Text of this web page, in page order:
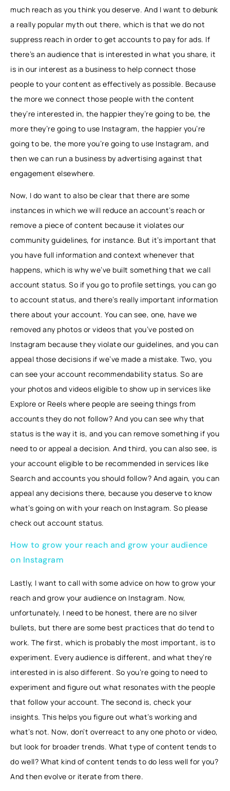
much reach as you think you deserve. And I want to debunk
a really popular myth out there, which is that we do not
suppress reach in order to get accounts to pay for ads. If
there’s an audience that is interested in what you share, it
is in our interest as a business to help connect those
people to your content as effectively as possible. Because
the more we connect those people with the content
they’re interested in, the happier they’re going to be, the
more they’re going to use Instagram, the happier you’re
going to be, the more you’re going to use Instagram, and
then we can run a business by advertising against that
engagement elsewhere.
Now, I do want to also be clear that there are some
instances in which we will reduce an account’s reach or
remove a piece of content because it violates our
community guidelines, for instance. But it’s important that
you have full information and context whenever that
happens, which is why we’ve built something that we call
account status. So if you go to profile settings, you can go
to account status, and there’s really important information
there about your account. You can see, one, have we
removed any photos or videos that you’ve posted on
Instagram because they violate our guidelines, and you can
appeal those decisions if we’ve made a mistake. Two, you
can see your account recommendability status. So are
your photos and videos eligible to show up in services like
Explore or Reels where people are seeing things from
accounts they do not follow? And you can see why that
status is the way it is, and you can remove something if you
need to or appeal a decision. And third, you can also see, is
your account eligible to be recommended in services like
Search and accounts you should follow? And again, you can
appeal any decisions there, because you deserve to know
what’s going on with your reach on Instagram. So please
check out account status.
How to grow your reach and grow your audience
on Instagram
Lastly, I want to call with some advice on how to grow your
reach and grow your audience on Instagram. Now,
unfortunately, I need to be honest, there are no silver
bullets, but there are some best practices that do tend to
work. The first, which is probably the most important, is to
experiment. Every audience is different, and what they’re
interested in is also different. So you’re going to need to
experiment and figure out what resonates with the people
that follow your account. The second is, check your
insights. This helps you figure out what’s working and
what’s not. Now, don’t overreact to any one photo or video,
but look for broader trends. What type of content tends to
do well? What kind of content tends to do less well for you?
And then evolve or iterate from there.